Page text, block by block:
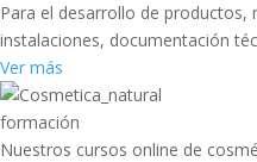
Para el desarrollo de productos,
instalaciones, documentación
Ver más
formación
Nuestros cursos online de